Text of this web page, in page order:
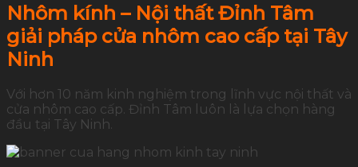
Nhôm kính – Nội thất Đỉnh Tâm
giải pháp cửa nhôm cao cấp tại Tây
Ninh
Với hơn 10 năm kinh nghiệm trong lĩnh vực nội thất và
cửa nhôm cao cấp. Đỉnh Tâm luôn là lựa chọn hàng
đầu tại Tây Ninh.